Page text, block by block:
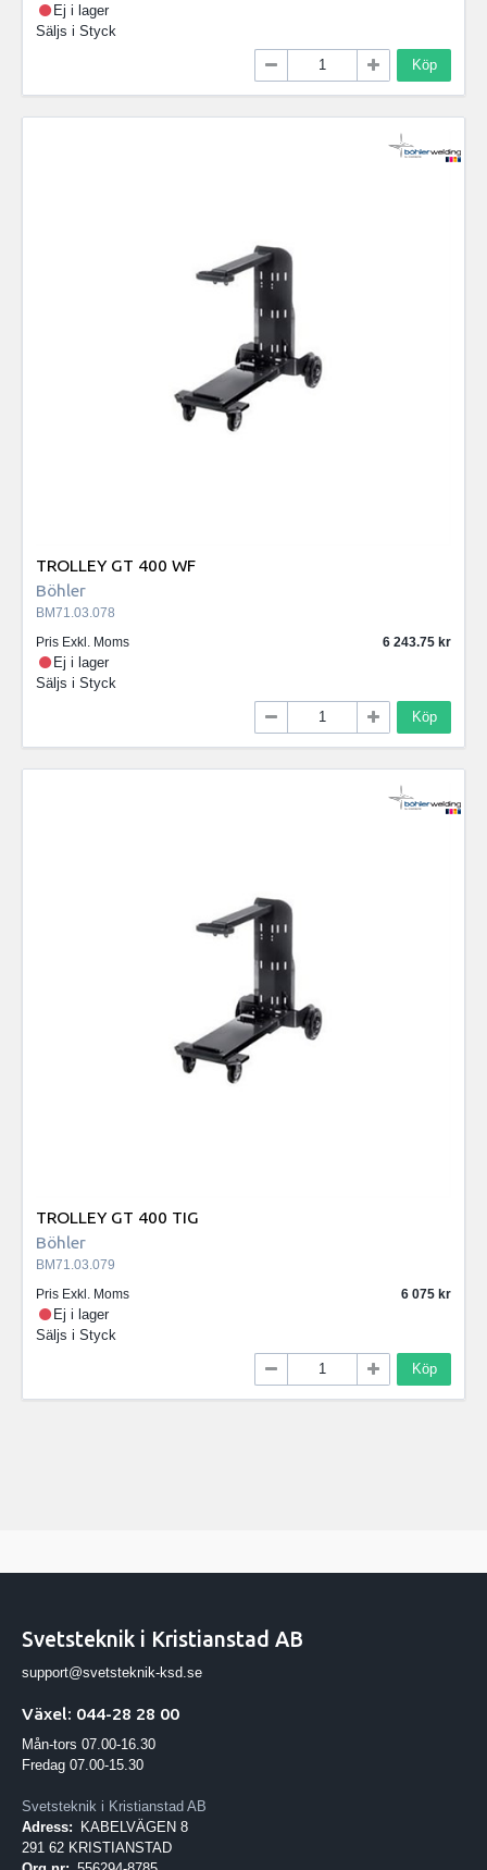
Ej i lager
Säljs i Styck
Köp
TROLLEY GT 400 WF
Böhler
BM71.03.078
Pris Exkl. Moms
6 243.75
Ej i lager
Säljs i Styck
Köp
TROLLEY GT 400 TIG
Böhler
BM71.03.079
Pris Exkl. Moms
6 075
Ej i lager
Säljs i Styck
Köp
Svetsteknik i Kristianstad AB
support@svetsteknik-ksd.se
Växel: 044-28 28 00
Mån-tors 07.00-16.30
Fredag 07.00-15.30
Svetsteknik i Kristianstad AB
Adress:
KABELVÄGEN 8
291 62 KRISTIANSTAD